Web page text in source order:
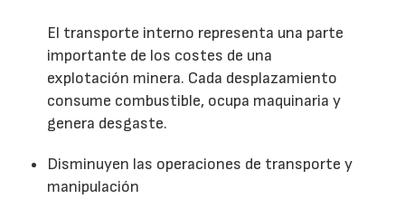
El transporte interno representa una parte
importante de los costes de una
explotación minera. Cada desplazamiento
consume combustible, ocupa maquinaria y
genera desgaste.
Disminuyen las operaciones de transporte y
manipulación